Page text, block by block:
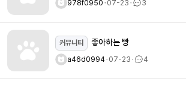
978f0950ㆍ07-23ㆍ 3
커뮤니티 좋아하는 빵
a46d0994ㆍ07-23ㆍ 4